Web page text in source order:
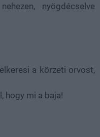
nyögdécselve
a körzeti orvost,
hogy mi a baja!